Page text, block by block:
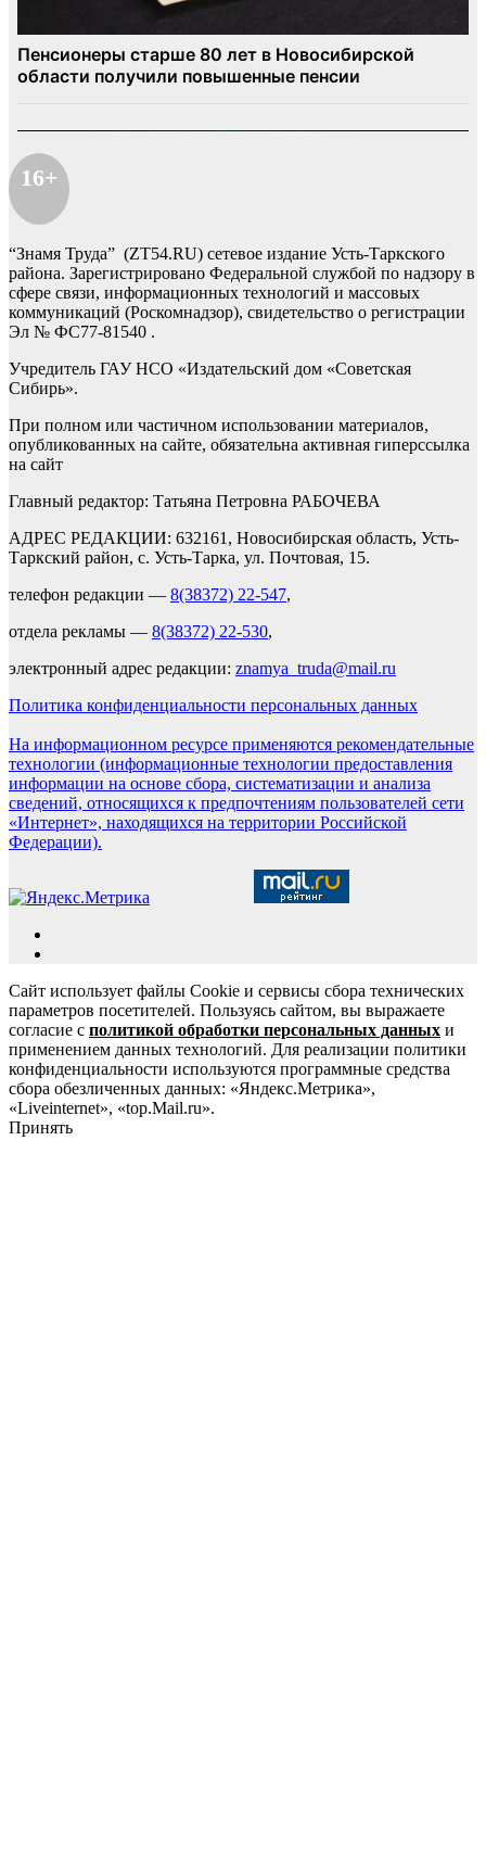
16+
“Знамя Труда” (ZT54.RU) сетевое издание Усть-Таркского
района. Зарегистрировано Федеральной службой по надзору в
сфере связи, информационных технологий и массовых
коммуникаций (Роскомнадзор), свидетельство о регистрации
Эл № ФС77-81540 .
Учредитель ГАУ НСО «Издательский дом «Советская
Сибирь».
При полном или частичном использовании материалов,
опубликованных на сайте, обязательна активная гиперссылка
на сайт
Главный редактор: Татьяна Петровна РАБОЧЕВА
АДРЕС РЕДАКЦИИ: 632161, Новосибирская область, Усть-
Таркский район, с. Усть-Тарка, ул. Почтовая, 15.
телефон редакции — 8(38372) 22-547,
отдела рекламы — 8(38372) 22-530,
электронный адрес редакции: znamya_truda@mail.ru
Политика конфиденциальности персональных данных
На информационном ресурсе применяются рекомендательные
технологии (информационные технологии предоставления
информации на основе сбора, систематизации и анализа
сведений, относящихся к предпочтениям пользователей сети
«Интернет», находящихся на территории Российской
Федерации).
Сайт использует файлы Cookie и сервисы сбора технических
параметров посетителей. Пользуясь сайтом, вы выражаете
согласие с политикой обработки персональных данных и
применением данных технологий. Для реализации политики
конфиденциальности используются программные средства
сбора обезличенных данных: «Яндекс.Метрика»,
«Liveinternet», «top.Mail.ru».
Принять